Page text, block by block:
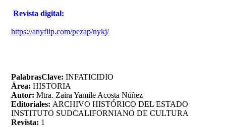
Revista digital:
https://anyflip.com/pezap/nykj/
PalabrasClave:INFATICIDIO
Área:HISTORIA
Autor:Mtra. Zaira Yamile Acosta Núñez
Editoriales: ARCHIVO HISTÓRICO DEL ESTADO
INSTITUTO SUDCALIFORNIANO DE CULTURA
Revista: 1